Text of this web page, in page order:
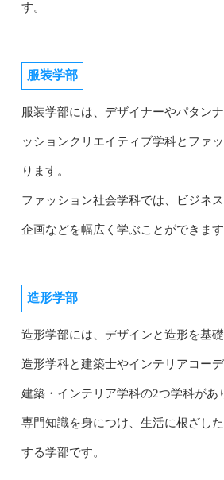
す。
服装学部
服装学部には、デザイナーやパタン
ッションクリエイティブ学科とファ
ります。
ファッション社会学科では、ビジネ
企画などを幅広く学ぶことができます
造形学部
造形学部には、デザインと造形を基
造形学科と建築士やインテリアコー
建築・インテリア学科の2つ学科があ
専門知識を身につけ、生活に根ざし
する学部です。